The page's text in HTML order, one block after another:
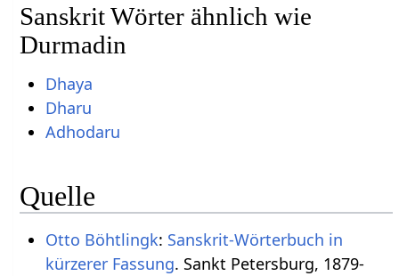
Sanskrit Wörter ähnlich wie
Durmadin
Dhaya
Dharu
Adhodaru
Quelle
Otto Böhtlingk: Sanskrit-Wörterbuch in
kürzerer Fassung. Sankt Petersburg, 1879-